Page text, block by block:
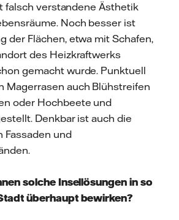
falsch verstandene Ästhetik
Noch besser ist
der Flächen, etwa mit Schafen,
des Heizkraftwerks
gemacht wurde. Punktuell
Magerrasen auch Blühstreifen
oder Hochbeete und
Denkbar ist auch die
Fassaden und
solche Insellösungen in so
überhaupt bewirken?